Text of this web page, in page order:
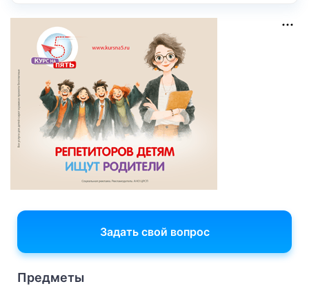
Задать свой вопрос
Предметы